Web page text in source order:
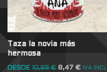
Taza la novia más
hermosa
DESDE 10,89€ 8,47 € IVA INCL